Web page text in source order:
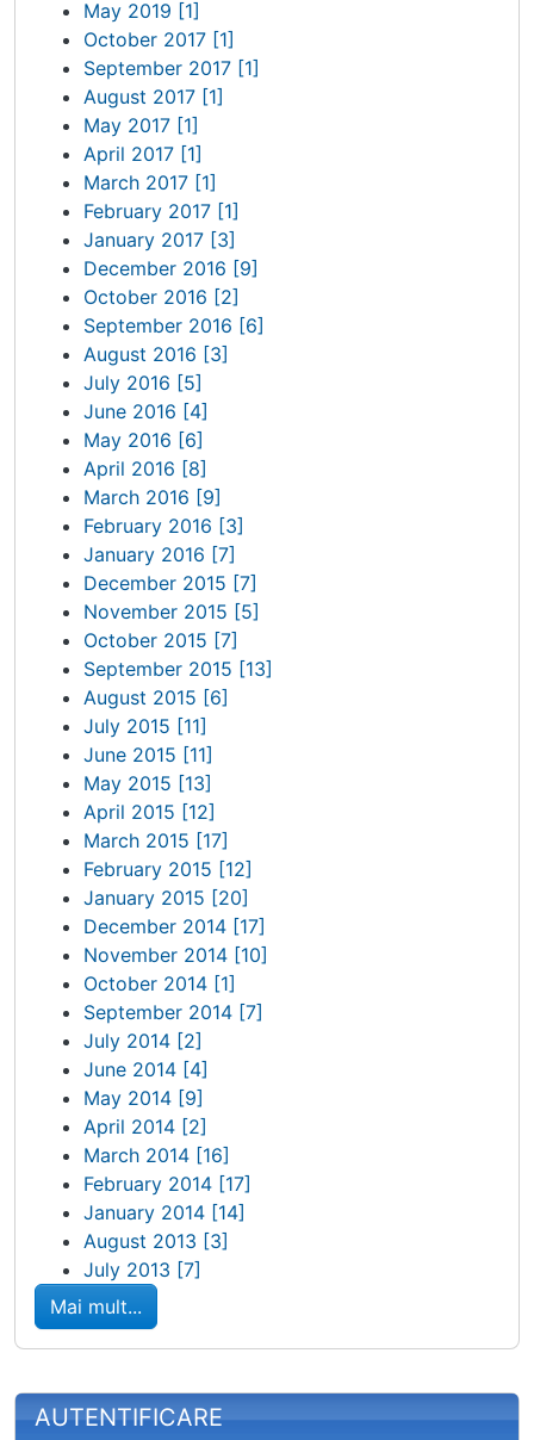
May 2019 [1]
October 2017 [1]
September 2017 [1]
August 2017 [1]
May 2017 [1]
April 2017 [1]
March 2017 [1]
February 2017 [1]
January 2017 [3]
December 2016 [9]
October 2016 [2]
September 2016 [6]
August 2016 [3]
July 2016 [5]
June 2016 [4]
May 2016 [6]
April 2016 [8]
March 2016 [9]
February 2016 [3]
January 2016 [7]
December 2015 [7]
November 2015 [5]
October 2015 [7]
September 2015 [13]
August 2015 [6]
July 2015 [11]
June 2015 [11]
May 2015 [13]
April 2015 [12]
March 2015 [17]
February 2015 [12]
January 2015 [20]
December 2014 [17]
November 2014 [10]
October 2014 [1]
September 2014 [7]
July 2014 [2]
June 2014 [4]
May 2014 [9]
April 2014 [2]
March 2014 [16]
February 2014 [17]
January 2014 [14]
August 2013 [3]
July 2013 [7]
Mai mult...
More content and functionality
AUTENTIFICARE